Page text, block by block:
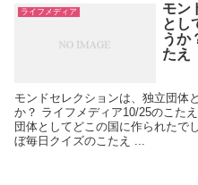
ライフメディア
モン
とし
うか
たえ
モンドセレクションは、独立団体
か？ ライフメディア10/25のこた
団体としてどこの国に作られたで
ぼ毎日クイズのこたえ ...